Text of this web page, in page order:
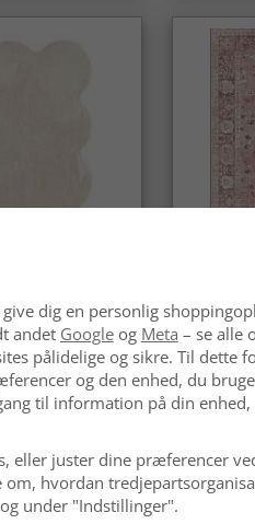
- Aranga Super
Wilton-
(lyserød)
kr.329
dig en personlig
andet Googleog Meta – se alle
pålidelige og sikre. Til dette
og den enhed, du
til information på din enhed,
eller juster dine præferencer
hvordan
under "Indstillinger".